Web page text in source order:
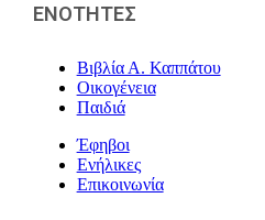
ΕΝΟΤΗΤΕΣ
Βιβλία Α. Καππάτου
Οικογένεια
Παιδιά
Έφηβοι
Ενήλικες
Επικοινωνία